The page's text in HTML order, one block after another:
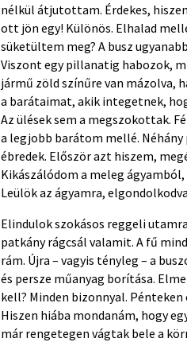
nélkül átjutottam. Érdekes,
ott jön egy! Különös. Elhalad
süketültem meg? A busz
Viszont egy pillanatig habozok,
jármű zöld színűre van mázolva,
a barátaimat, akik integetnek,
Az ülések sem a megszokottak.
a legjobb barátom mellé. Néhány
ébredek. Először azt hiszem,
Kikászálódom a meleg
Leülök az ágyamra,
Elindulok szokásos reggeli
patkány rágcsál valamit. A fű
rám. Újra – vagyis tényleg – a
és persze műanyag borítása.
kell? Minden bizonnyal.
Hiszen hiába mondanám, hogy
már rengetegen vágtak bele a